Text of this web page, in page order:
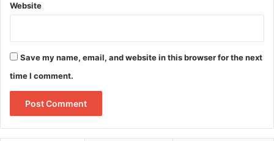
Website
Save my name, email, and website in this browser for the next
time I comment.